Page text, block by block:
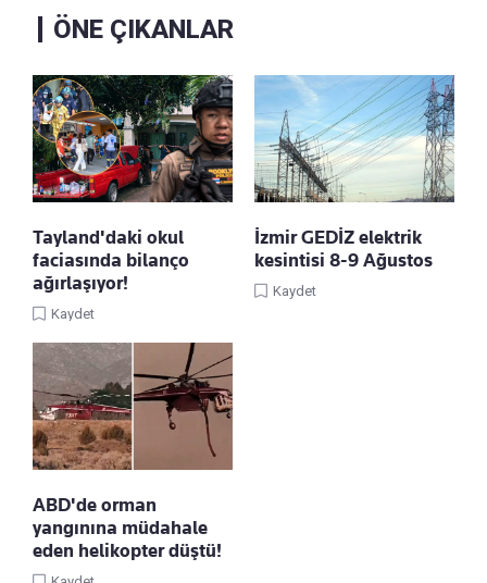
ÖNE ÇIKANLAR
Tayland'daki okul
faciasında bilanço
ağırlaşıyor!
Kaydet
İzmir GEDİZ elektrik
kesintisi 8-9 Ağustos
Kaydet
ABD'de orman
yangınına müdahale
eden helikopter düştü!